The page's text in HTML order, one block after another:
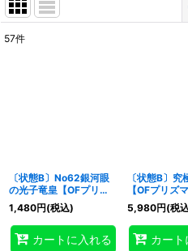
57件
〔状態B〕No62銀河眼
の光子竜皇【OFプリズ
マティックシークレッ
ト】{LOSP-JP014}《エ
クシーズ》
1,480円(税込)
カートに入れる
〔状態B〕究
【OFプリズ
シークレット
JP011}《融合
5,980円(税
カート